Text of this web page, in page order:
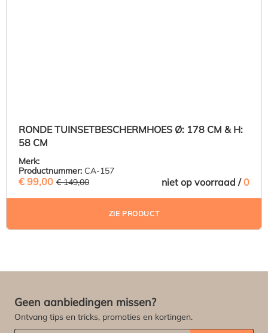
RONDE TUINSETBESCHERMHOES Ø: 178 CM & H:
58 CM
Merk:
Productnummer: CA-157
€ 99,00 € 149,00(33.56% BESPAARD)niet op voorraad /0
ZIE PRODUCT
Geen aanbiedingen missen?
Ontvang tips en tricks, promoties en kortingen.